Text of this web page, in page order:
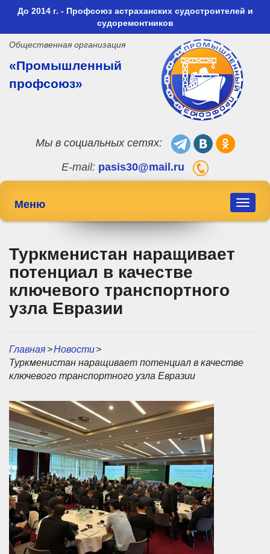
До 2014 г. - Профсоюз астраханских судостроителей и
судоремонтников
Общественная организация
«Промышленный
профсоюз»
Мы в социальных сетях:
E-mail: pasis30@mail.ru
Toggle
Меню
Туркменистан наращивает
потенциал в качестве
ключевого транспортного
узла Евразии
Главная>Новости>
Туркменистан наращивает потенциал в качестве
ключевого транспортного узла Евразии